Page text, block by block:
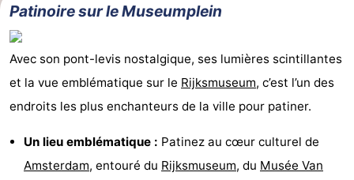
Patinoire sur le Museumplein
Avec son pont-levis nostalgique, ses lumières scintillantes
et la vue emblématique sur le Rijksmuseum, c’est l’un des
endroits les plus enchanteurs de la ville pour patiner.
Un lieu emblématique : Patinez au cœur culturel de
Amsterdam, entouré du Rijksmuseum, du Musée Van